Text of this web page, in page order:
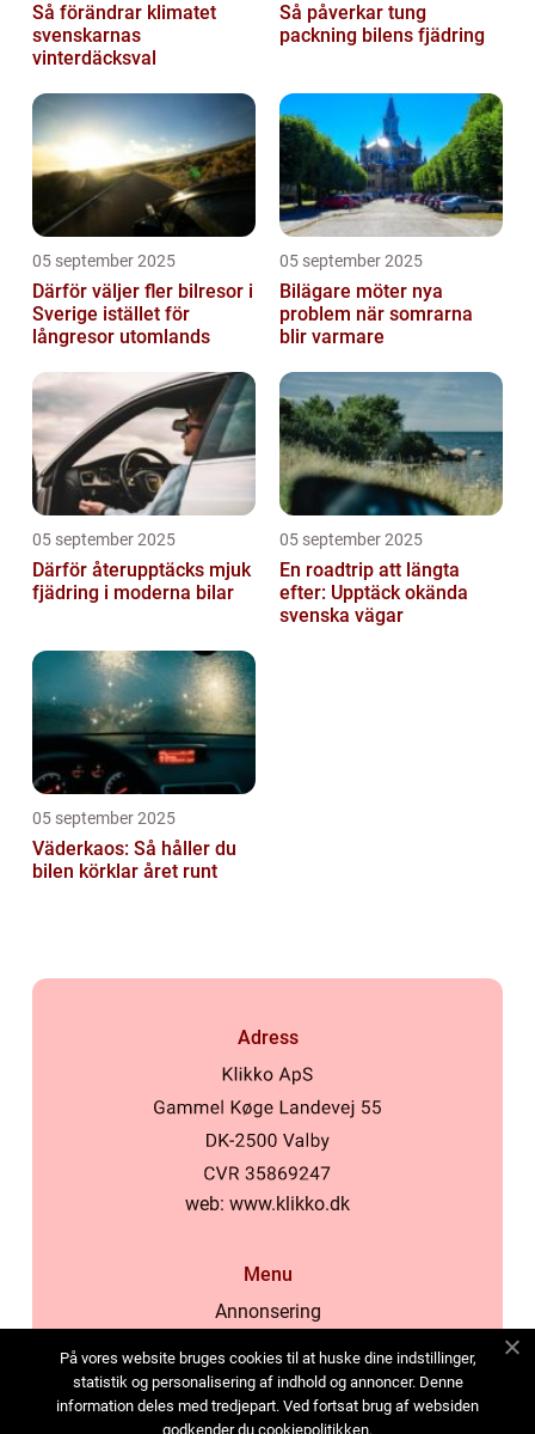
Så förändrar klimatet
svenskarnas
vinterdäcksval
Så påverkar tung
packning bilens fjädring
05 september 2025
Därför väljer fler bilresor i
Sverige istället för
långresor utomlands
05 september 2025
Bilägare möter nya
problem när somrarna
blir varmare
05 september 2025
Därför återupptäcks mjuk
fjädring i moderna bilar
05 september 2025
En roadtrip att längta
efter: Upptäck okända
svenska vägar
05 september 2025
Väderkaos: Så håller du
bilen körklar året runt
Adress
web: www.klikko.dk
Menu
Annonsering
Cookies
Kontakta oss
På vores website bruges cookies til at huske dine indstillinger,
statistik og personalisering af indhold og annoncer. Denne
information deles med tredjepart. Ved fortsat brug af websiden
godkender du cookiepolitikken.